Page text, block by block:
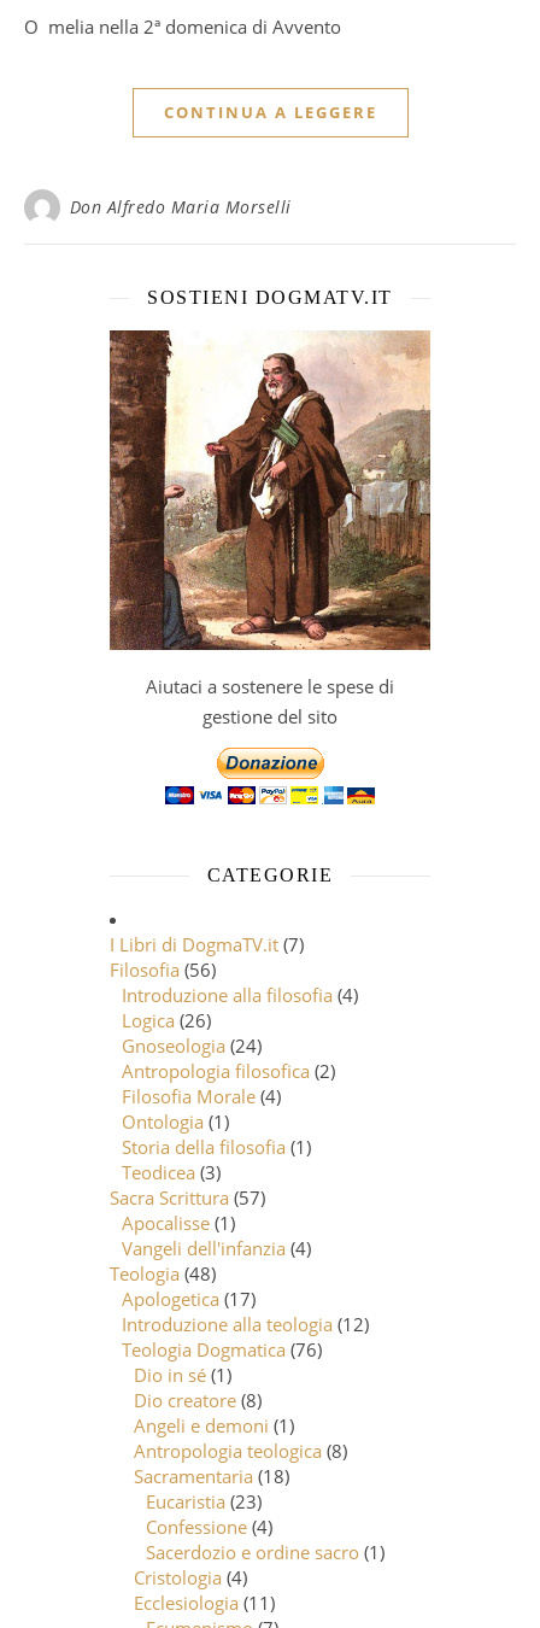
Omelia nella 2ª domenica di Avvento
CONTINUA A LEGGERE
Don Alfredo Maria Morselli
SOSTIENI DOGMATV.IT
Aiutaci a sostenere le spese di
gestione del sito
CATEGORIE
I Libri di DogmaTV.it (7)
Filosofia (56)
Introduzione alla filosofia (4)
Logica (26)
Gnoseologia (24)
Antropologia filosofica (2)
Filosofia Morale (4)
Ontologia (1)
Storia della filosofia (1)
Teodicea (3)
Sacra Scrittura (57)
Apocalisse (1)
Vangeli dell'infanzia (4)
Teologia (48)
Apologetica (17)
Introduzione alla teologia (12)
Teologia Dogmatica (76)
Dio in sé (1)
Dio creatore (8)
Angeli e demoni (1)
Antropologia teologica (8)
Sacramentaria (18)
Eucaristia (23)
Confessione (4)
Sacerdozio e ordine sacro (1)
Cristologia (4)
Ecclesiologia (11)